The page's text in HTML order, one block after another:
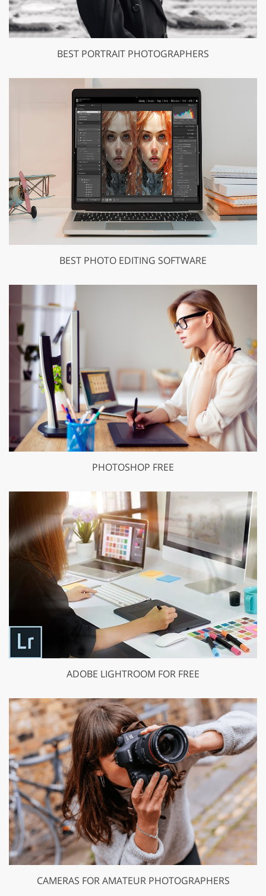
BEST PORTRAIT PHOTOGRAPHERS
BEST PHOTO EDITING SOFTWARE
PHOTOSHOP FREE
ADOBE LIGHTROOM FOR FREE
CAMERAS FOR AMATEUR PHOTOGRAPHERS